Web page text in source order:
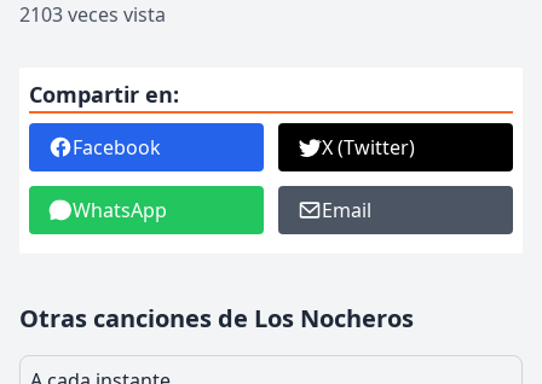
2103 veces vista
Compartir en:
Facebook X (Twitter)
WhatsApp Email
Otras canciones de Los Nocheros